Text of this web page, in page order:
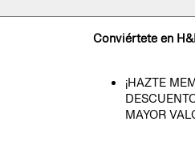
Conviértete en
¡HAZTE
MAYOR